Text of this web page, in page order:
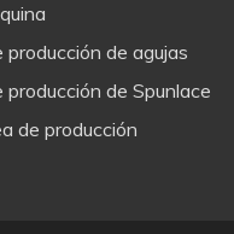
producción de agujas
producción de Spunlace
de producción